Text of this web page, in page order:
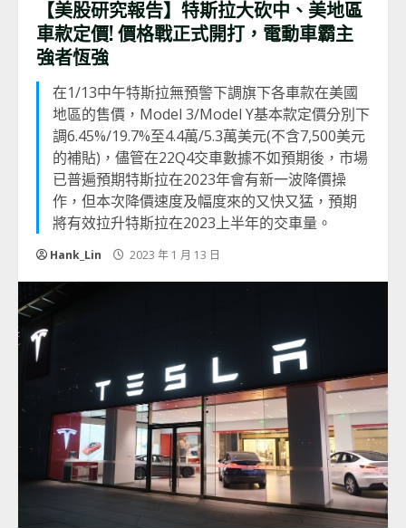
【美股研究報告】特斯拉大砍中、美地區
車款定價! 價格戰正式開打，電動車霸主
強者恆強
在1/13中午特斯拉無預警下調旗下各車款在美國
地區的售價，Model 3/Model Y基本款定價分別下
調6.45%/19.7%至4.4萬/5.3萬美元(不含7,500美元
的補貼)，儘管在22Q4交車數據不如預期後，市場
已普遍預期特斯拉在2023年會有新一波降價操
作，但本次降價速度及幅度來的又快又猛，預期
將有效拉升特斯拉在2023上半年的交車量。
Hank_Lin 2023 年 1 月 13 日